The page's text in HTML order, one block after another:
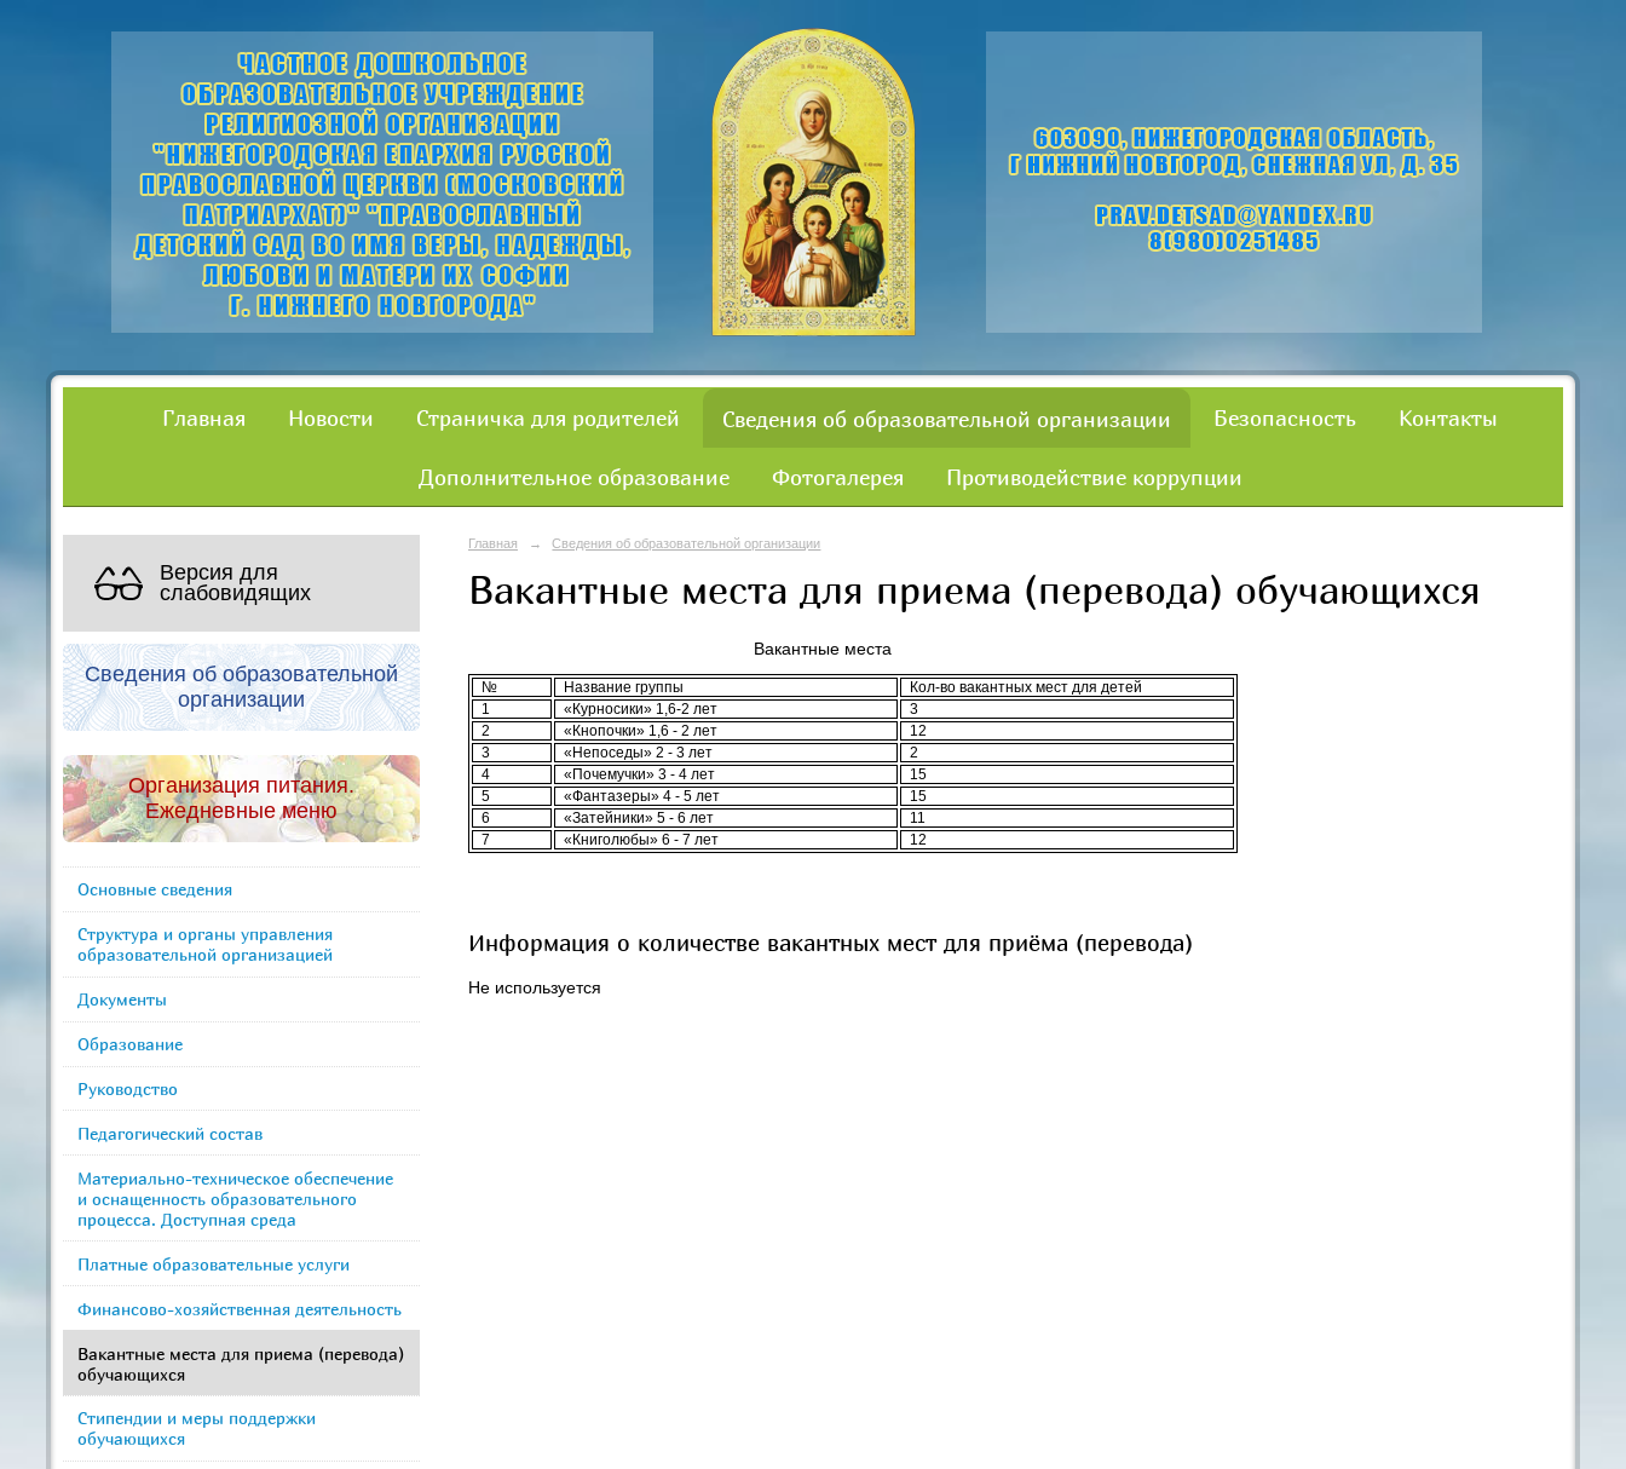
Главная Новости Страничка для родителей Сведения об образовательной организации Безопасность Контакты
Дополнительное образование Фотогалерея Противодействие коррупции
Версия для
слабовидящих
Сведения об образовательной
организации
Организация питания.
Ежедневные меню
Основные сведения
Структура и органы управления
образовательной организацией
Документы
Образование
Руководство
Педагогический состав
Материально-техническое обеспечение
и оснащенность образовательного
процесса. Доступная среда
Платные образовательные услуги
Финансово-хозяйственная деятельность
Вакантные места для приема (перевода)
обучающихся
Стипендии и меры поддержки
обучающихся
Главная → Сведения об образовательной организации
Вакантные места для приема (перевода) обучающихся
Вакантные места
№ Название группы
Кол-во вакантных мест для детей
1
«Курносики» 1,6-2 лет
3
2
«Кнопочки» 1,6 - 2 лет
12
3
«Непоседы» 2 - 3 лет
2
4
«Почемучки» 3 - 4 лет
15
5
«Фантазеры» 4 - 5 лет
15
6
«Затейники» 5 - 6 лет
11
7
«Книголюбы» 6 - 7 лет 12
Информация о количестве вакантных мест для приёма (перевода)
Не используется